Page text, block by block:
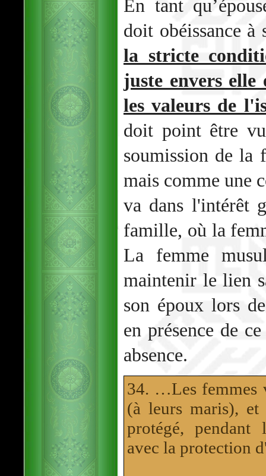
En tant
doit obéissance
la stricte
juste envers elle
les valeurs de
doit point être
soumission de la
mais comme une
va dans l'intérêt
famille, où la
La femme
maintenir le lien
son époux lors
en présence de
absence.
34. …Les femmes
(à leurs maris),
protégé, pendant
avec la protection